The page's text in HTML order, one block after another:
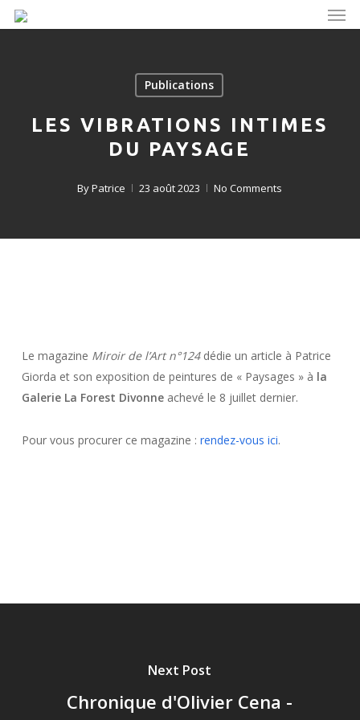
Skip
to
Publications
LES VIBRATIONS INTIMES
DU PAYSAGE
ByPatrice 23 août 2023 No Comments
Le magazine Miroir de l’Art n°124 dédie un article à Patrice
Giorda et son exposition de peintures de « Paysages » à la
Galerie La Forest Divonneachevé le 8 juillet dernier.
Pour vous procurer ce magazine : rendez-vous ici.
Next Post
Chronique d'Olivier Cena -